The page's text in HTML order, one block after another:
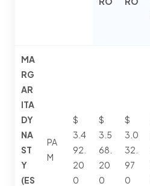
MA
RG
AR
ITA
DY
NA
ST
Y
(ES
PA
M
$
3.4
92.
20
0
$
3.5
68.
20
0
$
3.0
32.
97
0